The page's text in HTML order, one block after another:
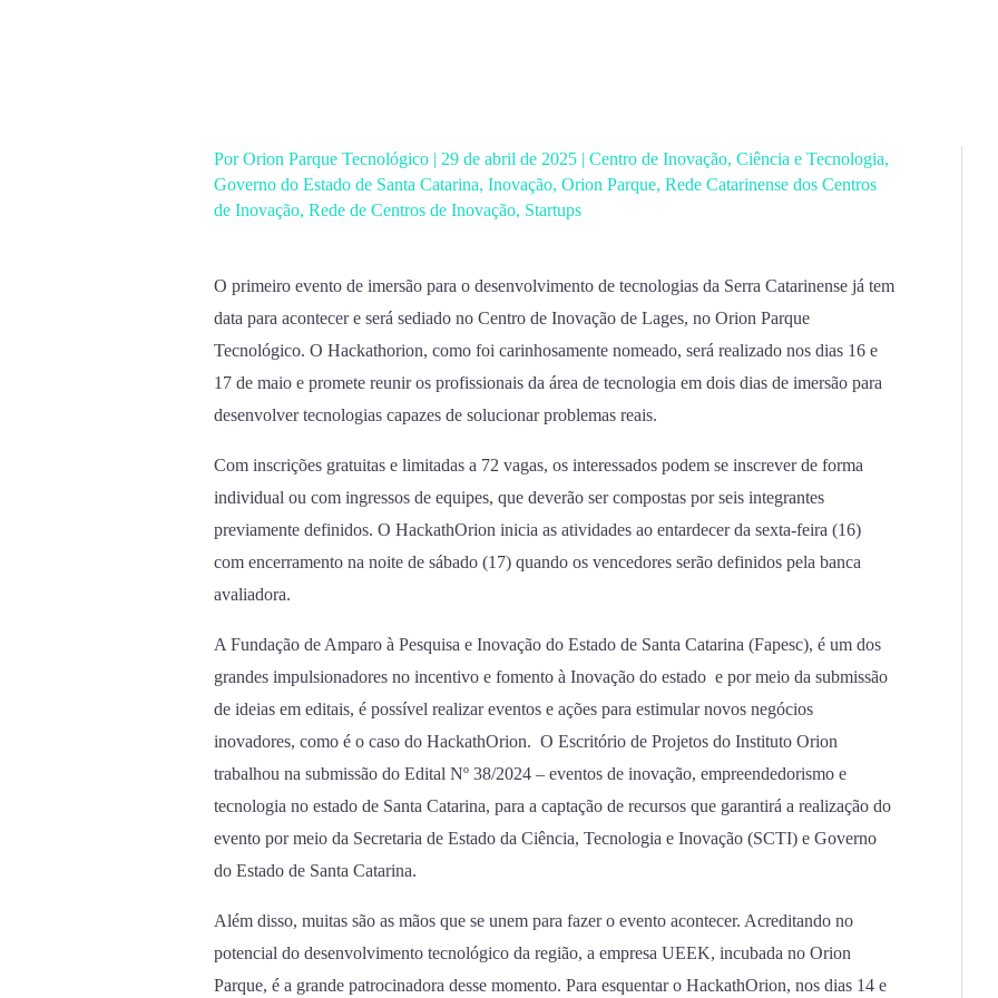
PorOrion Parque Tecnológico | 29 de abril de 2025 | Centro de Inovação, Ciência e Tecnologia,
Governo do Estado de Santa Catarina, Inovação, Orion Parque, Rede Catarinense dos Centros
de Inovação, Rede de Centros de Inovação, Startups
O primeiro evento de imersão para o desenvolvimento de tecnologias da Serra Catarinense já tem
data para acontecer e será sediado no Centro de Inovação de Lages, no Orion Parque
Tecnológico. O Hackathorion, como foi carinhosamente nomeado, será realizado nos dias 16 e
17 de maio e promete reunir os profissionais da área de tecnologia em dois dias de imersão para
desenvolver tecnologias capazes de solucionar problemas reais.
Com inscrições gratuitas e limitadas a 72 vagas, os interessados podem se inscrever de forma
individual ou com ingressos de equipes, que deverão ser compostas por seis integrantes
previamente definidos. O HackathOrion inicia as atividades ao entardecer da sexta-feira (16)
com encerramento na noite de sábado (17) quando os vencedores serão definidos pela banca
avaliadora.
A Fundação de Amparo à Pesquisa e Inovação do Estado de Santa Catarina (Fapesc), é um dos
grandes impulsionadores no incentivo e fomento à Inovação do estado e por meio da submissão
de ideias em editais, é possível realizar eventos e ações para estimular novos negócios
inovadores, como é o caso do HackathOrion. O Escritório de Projetos do Instituto Orion
trabalhou na submissão do Edital Nº 38/2024 – eventos de inovação, empreendedorismo e
tecnologia no estado de Santa Catarina, para a captação de recursos que garantirá a realização do
evento por meio da Secretaria de Estado da Ciência, Tecnologia e Inovação (SCTI) e Governo
do Estado de Santa Catarina.
Além disso, muitas são as mãos que se unem para fazer o evento acontecer. Acreditando no
potencial do desenvolvimento tecnológico da região, a empresa UEEK, incubada no Orion
Parque, é a grande patrocinadora desse momento. Para esquentar o HackathOrion, nos dias 14 e